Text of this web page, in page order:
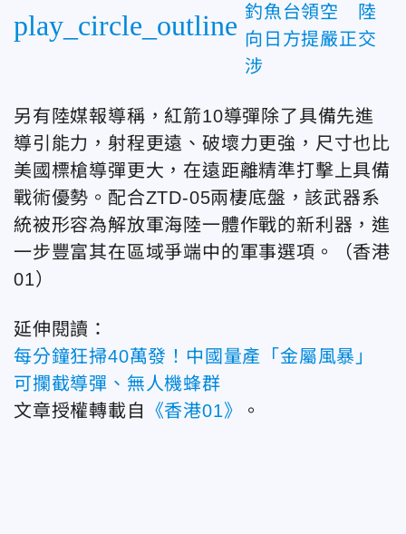
play_circle_outline 釣魚台領空 陸
向日方提嚴正交
涉
另有陸媒報導稱，紅箭10導彈除了具備先進
導引能力，射程更遠、破壞力更強，尺寸也比
美國標槍導彈更大，在遠距離精準打擊上具備
戰術優勢。配合ZTD-05兩棲底盤，該武器系
統被形容為解放軍海陸一體作戰的新利器，進
一步豐富其在區域爭端中的軍事選項。（香港
01）
延伸閱讀：
每分鐘狂掃40萬發！中國量產「金屬風暴」
可攔截導彈、無人機蜂群
文章授權轉載自
《香港01》 。